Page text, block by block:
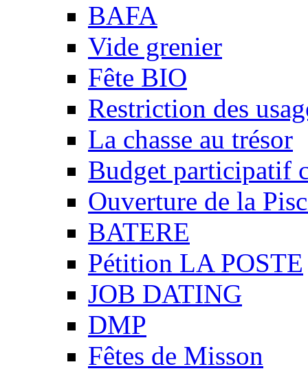
BAFA
Vide grenier
Fête BIO
Restriction des
La chasse au trésor
Budget participatif
Ouverture de la
BATERE
Pétition LA POSTE
JOB DATING
DMP
Fêtes de Misson